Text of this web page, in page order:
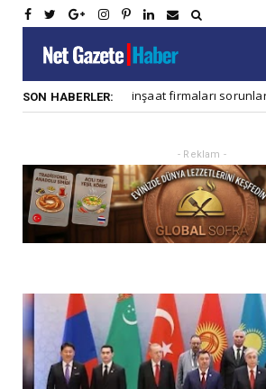
SON HABERLER:
Konut inşaat firmaları sorunları artıyor
- Reklam -